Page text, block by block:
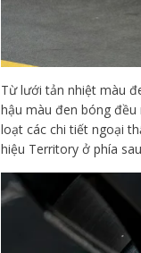
Từ lưới tản nhiệt màu
hậu màu đen bóng
loạt các chi tiết ngoại
hiệu Territory ở phía